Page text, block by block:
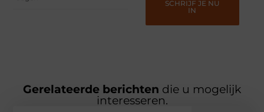
SCHRIJF JE NU
IN
Gerelateerde berichten die u mogelijk
interesseren.